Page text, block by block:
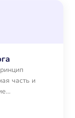
часть и
только